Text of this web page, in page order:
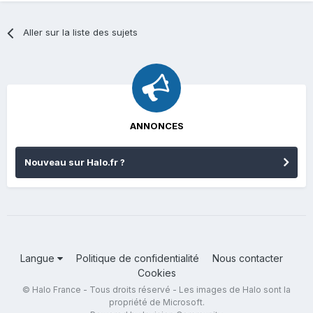
Aller sur la liste des sujets
ANNONCES
Nouveau sur Halo.fr ?
Langue Politique de confidentialité
Nous contacter
Cookies
© Halo France - Tous droits réservé - Les images de Halo sont la
propriété de Microsoft.